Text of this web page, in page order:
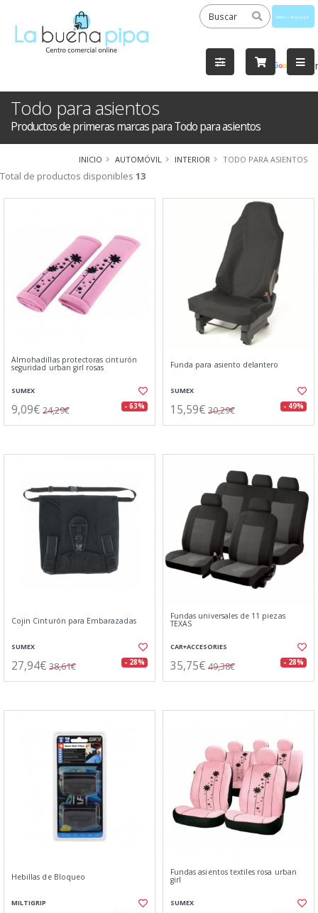
by
Todo para asientos
Productos de primeras marcas para Todo para asientos
INICIO AUTOMÓVIL INTERIOR TODO PARA ASIENTOS
Total de productos disponibles 13
Almohadillas protectoras cinturón
seguridad urban girl rosas
SUMEX
9,09€ 24,29€ - 63%
Funda para asiento delantero
SUMEX
15,59€ 30,29€ - 49%
Cojin Cinturón para Embarazadas
SUMEX
27,94€ 38,61€ - 28%
Fundas universales de 11 piezas
TEXAS
CAR+ACCESORIES
35,75€ 49,38€ - 28%
Hebillas de Bloqueo
MILTIGRIP
Fundas asientos textiles rosa urban
girl
SUMEX